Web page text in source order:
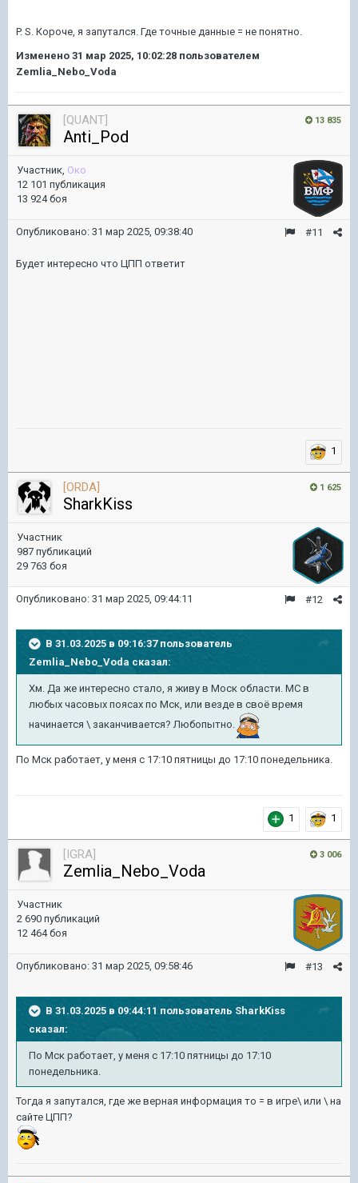
P. S. Короче, я запутался. Где точные данные = не понятно.
Изменено 31 мар 2025, 10:02:28 пользователем
Zemlia_Nebo_Voda
13 835
[QUANT]
Anti_Pod
Участник, Око
12 101 публикация
13 924 боя
#11
Опубликовано: 31 мар 2025, 09:38:40
Будет интересно что ЦПП ответит
1
1 625
[ORDA]
SharkKiss
Участник
987 публикаций
29 763 боя
#12
Опубликовано: 31 мар 2025, 09:44:11
В 31.03.2025 в 09:16:37 пользователь
Zemlia_Nebo_Voda сказал:
Хм. Да же интересно стало, я живу в Моск области. МС в
любых часовых поясах по Мск, или везде в своё время
начинается \ заканчивается? Любопытно.
По Мск работает, у меня с 17:10 пятницы до 17:10 понедельника.
1 1
3 006
[IGRA]
Zemlia_Nebo_Voda
Участник
2 690 публикаций
12 464 боя
#13
Опубликовано: 31 мар 2025, 09:58:46
В 31.03.2025 в 09:44:11 пользователь SharkKiss
сказал:
По Мск работает, у меня с 17:10 пятницы до 17:10
понедельника.
Тогда я запутался, где же верная информация то = в игре\ или \ на
сайте ЦПП?